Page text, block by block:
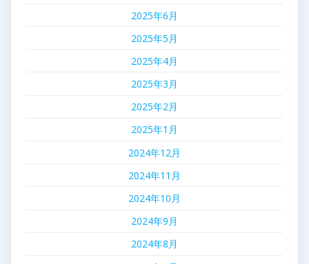
2025年6月
2025年5月
2025年4月
2025年3月
2025年2月
2025年1月
2024年12月
2024年11月
2024年10月
2024年9月
2024年8月